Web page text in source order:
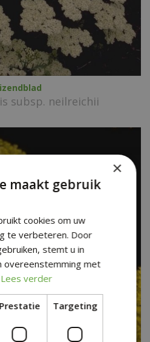
subsp. neilreichii
×
maakt gebruik
cookies om uw
te verbeteren. Door
stemt u in
overeenstemming met
Lees verder
Prestatie Targeting